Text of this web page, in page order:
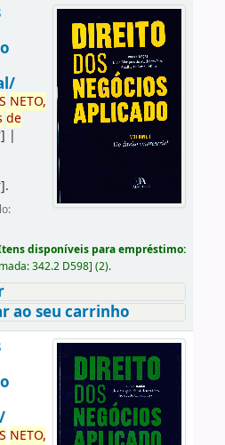
NETO,
de
|
.
disponíveis para empréstimo:
342.2 D598] (2).
ao seu carrinho
NETO,